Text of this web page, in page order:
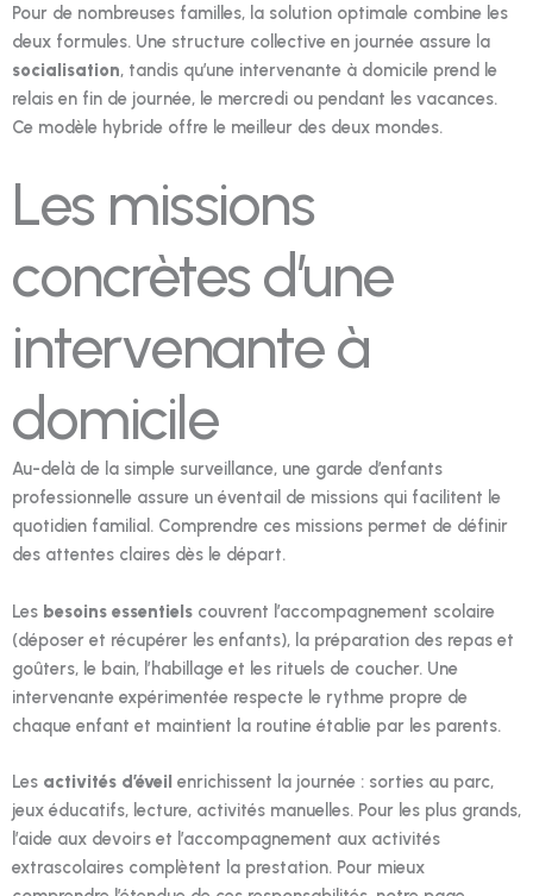
Pour de nombreuses familles, la solution optimale combine les
deux formules. Une structure collective en journée assure la
socialisation, tandis qu’une intervenante à domicile prend le
relais en fin de journée, le mercredi ou pendant les vacances.
Ce modèle hybride offre le meilleur des deux mondes.
Les missions
concrètes d’une
intervenante à
domicile
Au-delà de la simple surveillance, une garde d’enfants
professionnelle assure un éventail de missions qui facilitent le
quotidien familial. Comprendre ces missions permet de définir
des attentes claires dès le départ.
Les besoins essentiels couvrent l’accompagnement scolaire
(déposer et récupérer les enfants), la préparation des repas et
goûters, le bain, l’habillage et les rituels de coucher. Une
intervenante expérimentée respecte le rythme propre de
chaque enfant et maintient la routine établie par les parents.
Les activités d’éveil enrichissent la journée : sorties au parc,
jeux éducatifs, lecture, activités manuelles. Pour les plus grands,
l’aide aux devoirs et l’accompagnement aux activités
extrascolaires complètent la prestation. Pour mieux